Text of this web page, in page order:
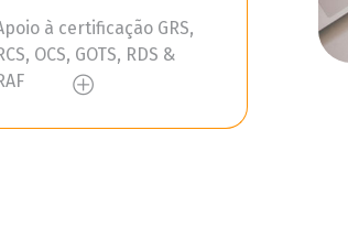
à certificação GRS,
OCS, GOTS, RDS &